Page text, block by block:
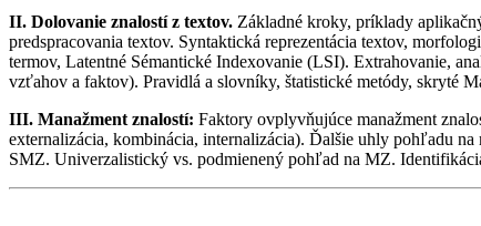
II. Dolovanie znalostí z textov. Základné kroky, príklady
predspracovania textov. Syntaktická reprezentácia textov,
termov, Latentné Sémantické Indexovanie (LSI). Extrahovanie,
vzťahov a faktov). Pravidlá a slovníky, štatistické metódy, skryté
III. Manažment znalostí: Faktory ovplyvňujúce manažment
externalizácia, kombinácia, internalizácia). Ďalšie uhly pohľadu na
SMZ. Univerzalistický vs. podmienený pohľad na MZ.